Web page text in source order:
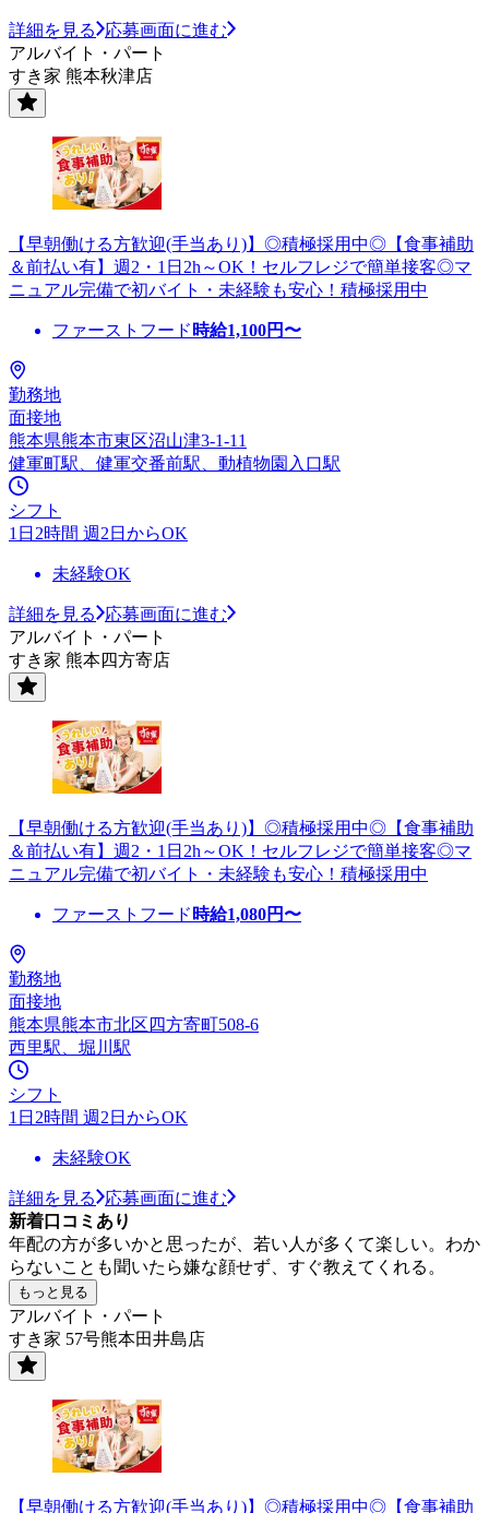
詳細を見る
応募画面に進む
アルバイト・パート
すき家 熊本秋津店
【早朝働ける方歓迎(手当あり)】◎積極採用中◎【食事補助
＆前払い有】週2・1日2h～OK！セルフレジで簡単接客◎マ
ニュアル完備で初バイト・未経験も安心！積極採用中
ファーストフード 時給1,100円〜
勤務地
面接地
熊本県熊本市東区沼山津3-1-11
健軍町駅、健軍交番前駅、動植物園入口駅
シフト
1日2時間 週2日からOK
未経験OK
詳細を見る
応募画面に進む
アルバイト・パート
すき家 熊本四方寄店
【早朝働ける方歓迎(手当あり)】◎積極採用中◎【食事補助
＆前払い有】週2・1日2h～OK！セルフレジで簡単接客◎マ
ニュアル完備で初バイト・未経験も安心！積極採用中
ファーストフード 時給1,080円〜
勤務地
面接地
熊本県熊本市北区四方寄町508-6
西里駅、堀川駅
シフト
1日2時間 週2日からOK
未経験OK
詳細を見る
応募画面に進む
新着口コミあり
年配の方が多いかと思ったが、若い人が多くて楽しい。わか
らないことも聞いたら嫌な顔せず、すぐ教えてくれる。
もっと見る
アルバイト・パート
すき家 57号熊本田井島店
【早朝働ける方歓迎(手当あり)】◎積極採用中◎【食事補助